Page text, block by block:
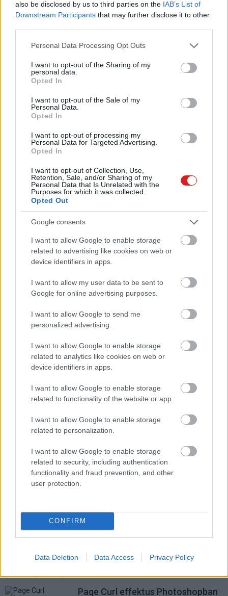
also be disclosed by us to third parties on the IAB’s List of
Downstream Participants that may further disclose it to other
Please note that this website/app uses one or more Google
not limited to your visit or usage behaviour. You may click to
grant or deny consent to Google and its third-party tags to
use your data for below specified purposes in below Google
consent section.
Personal Data Processing Opt Outs
I want to opt-out of the Sharing of my
personal data.
Opted In
I want to opt-out of the Sale of my
Personal Data.
Opted In
I want to opt-out of processing my
Personal Data for Targeted Advertising.
Opted In
I want to opt-out of Collection, Use,
Retention, Sale, and/or Sharing of my
Personal Data that Is Unrelated with the
Purposes for which it was collected.
Opted Out
Google consents
I want to allow Google to enable storage
related to advertising like cookies on web or
device identifiers in apps.
I want to allow my user data to be sent to
Google for online advertising purposes.
I want to allow Google to send me
personalized advertising.
I want to allow Google to enable storage
related to analytics like cookies on web or
device identifiers in apps.
I want to allow Google to enable storage
related to functionality of the website or app.
I want to allow Google to enable storage
related to personalization.
I want to allow Google to enable storage
related to security, including authentication
functionality and fraud prevention, and other
user protection.
CONFIRM
Data Deletion Data Access Privacy Policy
Hogyan mentsük a weboldalak
fotóit?
Szoftver | 2013.08.14 15:30
Boldog születésnapot, internet!
A YouTube utódja: MixBit
inaktív füleinek az URL-jeit?
Szoftver | 2012.06.14 07:30
URL-rövidítőjét
Szoftver
Hogyan mentsük az összes
megnyitott oldal URL-jét
egyszerre?
Hogyan ellenőrizzük, hogy
működnek-e URL-jeink?
Hogyan jegyezzük fel a vágólapra
másolt URL-jeinket?
Szoftver| 2011.09.28 07:30
A g.co lesz a Google házon belüli
URL-rövidítője
Hogyan cseréljük le az Internet
Explorer alapértelmezett
kezdőlapját?
Már él az első nem latin domain
név
Közélet| 2010.05.10 17:30
Page Curl effektus Photoshopban
Page Curl effektus Photoshopban